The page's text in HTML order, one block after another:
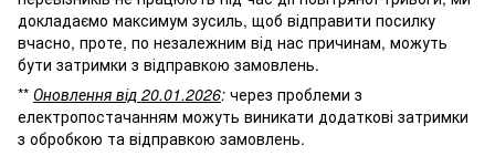
докладаємо максимум зусиль, щоб відправити посилку
вчасно, проте, по незалежним від нас причинам, можуть
бути затримки з відправкою замовлень.
** Оновлення від 20.01.2026: через проблеми з
електропостачанням можуть виникати додаткові затримки
з обробкою та відправкою замовлень.